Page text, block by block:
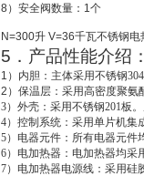
8）安全阀数量： 1个
N=300升 V=36千瓦不锈钢电
5 ．产品性能介绍
1 ） 内胆：主体采用不锈钢
2 ） 保温层：采用高密度聚氨
3）外壳：采用不锈钢201板
4）控制系统：采用单片机集
5）电器元件：所有电器元件
6）电加热器：电加热器均采
7）电加热器电源线：采用硅